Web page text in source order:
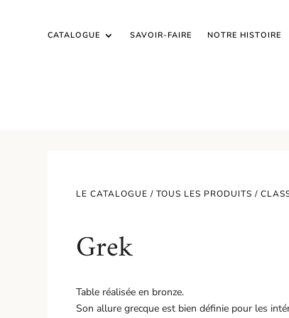
CATALOGUE SAVOIR-FAIRE NOTRE HISTOIRE
LE CATALOGUE /TOUS LES PRODUITS /
Grek
Table réalisée en bronze.
Son allure grecque est bien définie pour les